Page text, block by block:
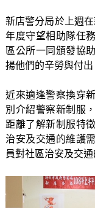
新店警分局於上週
年度守望相助隊任
區公所一同頒發協
揚他們的辛勞與付出
近來適逢警察換穿
別介紹警察新制服
距離了解新制服特
治安及交通的維護
員對社區治安及交